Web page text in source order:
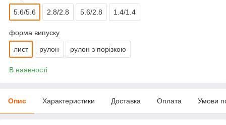
5.6/5.6 2.8/2.8 5.6/2.8 1.4/1.4
форма випуску
лист рулон рулон з порізкою
В наявності
Опис Характеристики Доставка Оплата Умови